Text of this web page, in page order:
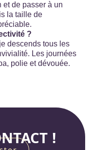
et de passer à un
la taille de
?
descends tous les
Les journées
polie et dévouée.
!